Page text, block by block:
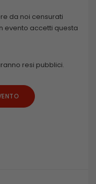
da noi censurati
evento accetti questa
resi pubblici.